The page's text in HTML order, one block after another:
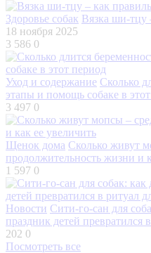
Здоровье собак Вязка ши-тцу
18 ноября 2025
3 586 0
Уход и содержание Сколько
этапы и помощь собаке в
3 497 0
Щенок дома Сколько живут
продолжительность жизни и
1 597 0
Новости Сити-го-сан для
праздник детей превратился
202 0
Посмотреть все